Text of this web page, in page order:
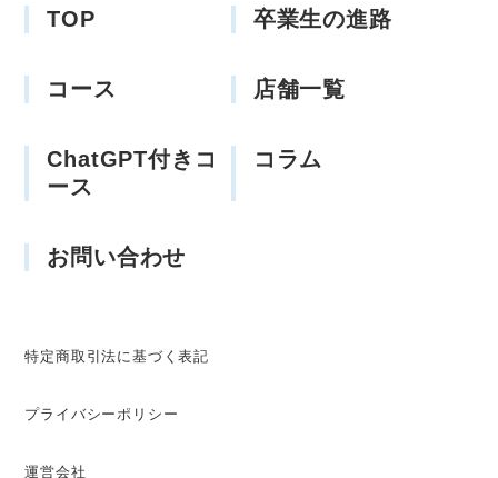
TOP 卒業生の進路
コース 店舗一覧
ChatGPT付きコ
ース
コラム
お問い合わせ
特定商取引法に基づく表記
プライバシーポリシー
運営会社